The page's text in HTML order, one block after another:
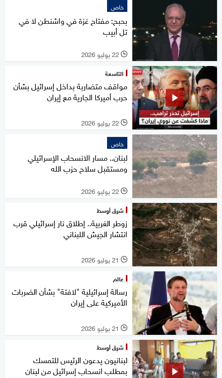
خاص
بحبح: مفتاح غزة في واشنطن لا في
تل أبيب
l 22 يوليو 2026
التاسعة
مواقف متضاربة بداخل إسرائيل بشأن
حرب أميركا الجارية مع إيران
l 22 يوليو 2026
خاص
لبنان.. مسار الانسحاب الإسرائيلي
ومستقبل سلاح حزب الله
l 22 يوليو 2026
شرق أوسط
زوطر الغربية.. إطلاق نار إسرائيلي قرب
انتشار الجيش اللبناني
l 21 يوليو 2026
عالم
رسالة إسرائيلية "لافتة" بشأن الضربات
الأميركية على إيران
l 21 يوليو 2026
شرق أوسط
لبنانيون يدعون الرئيس للتمسك
بمطلب انسحاب إسرائيل من لبنان